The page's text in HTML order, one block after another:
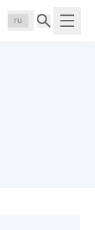
Langue :